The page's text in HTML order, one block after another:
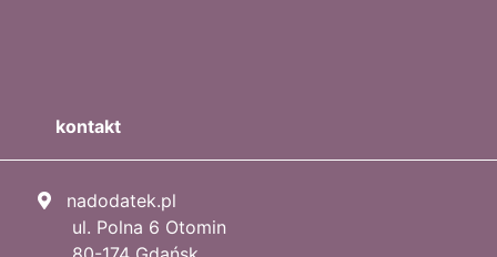
kontakt
nadodatek.pl
ul. Polna 6 Otomin